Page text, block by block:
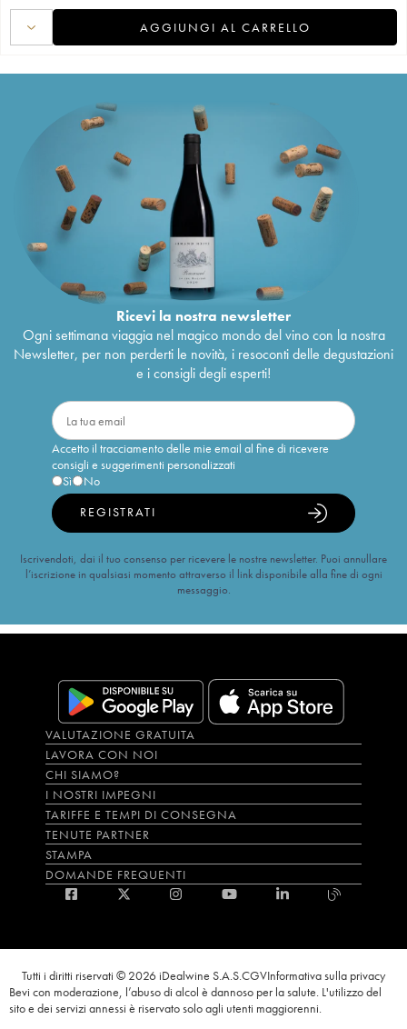
AGGIUNGI AL CARRELLO
Ricevi la nostra newsletter
Ogni settimana viaggia nel magico mondo del vino con la nostra
Newsletter, per non perderti le novità, i resoconti delle degustazioni
e i consigli degli esperti!
Accetto il tracciamento delle mie email al fine di ricevere
consigli e suggerimenti personalizzati
Sì
No
REGISTRATI
Iscrivendoti, dai il tuo consenso per ricevere le nostre newsletter. Puoi annullare
l’iscrizione in qualsiasi momento attraverso il link disponibile alla fine di ogni
messaggio.
VALUTAZIONE GRATUITA
LAVORA CON NOI
CHI SIAMO?
I NOSTRI IMPEGNI
TARIFFE E TEMPI DI CONSEGNA
TENUTE PARTNER
STAMPA
DOMANDE FREQUENTI
Tutti i diritti riservati © 2026 iDealwine S.A.S.CGVInformativa sulla privacy
Bevi con moderazione, l’abuso di alcol è dannoso per la salute. L'utilizzo del
sito e dei servizi annessi è riservato solo agli utenti maggiorenni.